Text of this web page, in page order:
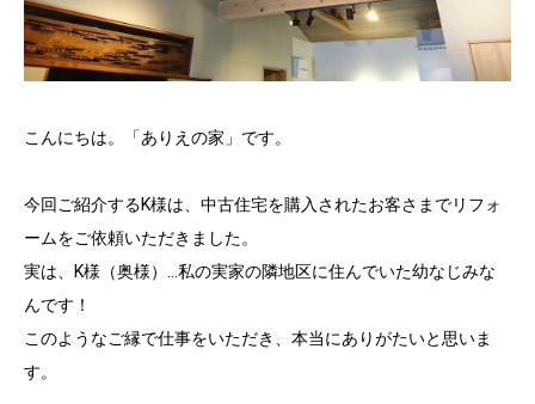
こんにちは。「ありえの家」です。
今回ご紹介するK様は、中古住宅を購入されたお客さまでリフォ
ームをご依頼いただきました。
実は、K様（奥様）…私の実家の隣地区に住んでいた幼なじみな
んです！
このようなご縁で仕事をいただき、本当にありがたいと思いま
す。